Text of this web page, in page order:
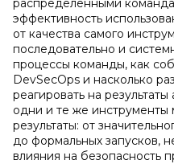
распределёнными
эффективность
от качества самого
последовательно и
процессы команды, как
DevSecOps и насколько
реагировать на
одни и те же инструменты
результаты: от
до формальных запусков,
влияния на безопасность